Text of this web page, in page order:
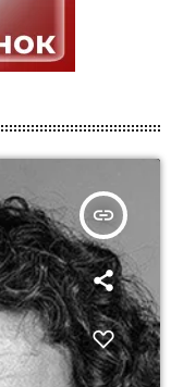
insert_link